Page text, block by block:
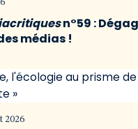
n°59 :
médias !
2026